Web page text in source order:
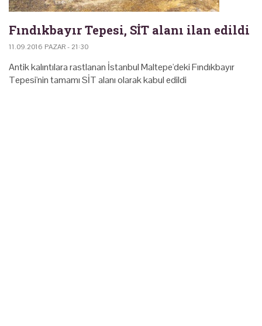
Fındıkbayır Tepesi, SİT alanı ilan edildi
11.09.2016 PAZAR - 21:30
Antik kalıntılara rastlanan İstanbul Maltepe'deki Fındıkbayır
Tepesi'nin tamamı SİT alanı olarak kabul edildi